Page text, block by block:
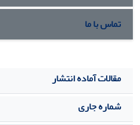
تماس با ما
مقالات آماده انتشار
شماره جاری